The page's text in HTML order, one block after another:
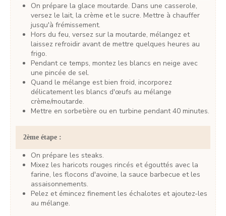
On prépare la glace moutarde. Dans une casserole,
versez le lait, la crème et le sucre. Mettre à chauffer
jusqu'à frémissement.
Hors du feu, versez sur la moutarde, mélangez et
laissez refroidir avant de mettre quelques heures au
frigo.
Pendant ce temps, montez les blancs en neige avec
une pincée de sel.
Quand le mélange est bien froid, incorporez
délicatement les blancs d'œufs au mélange
crème/moutarde.
Mettre en sorbetière ou en turbine pendant 40 minutes.
2ème étape :
On prépare les steaks.
Mixez les haricots rouges rincés et égouttés avec la
farine, les flocons d'avoine, la sauce barbecue et les
assaisonnements.
Pelez et émincez finement les échalotes et ajoutez-les
au mélange.